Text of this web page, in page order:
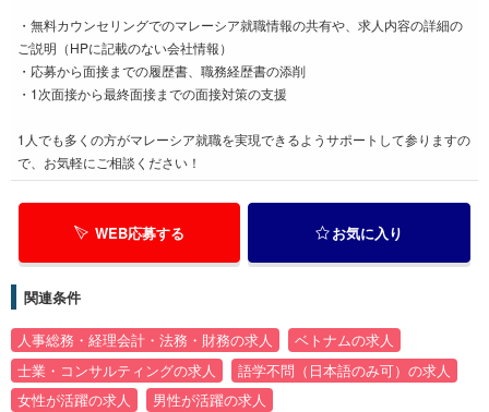
・無料カウンセリングでのマレーシア就職情報の共有や、求人内容の詳細の
ご説明（HPに記載のない会社情報）
・応募から面接までの履歴書、職務経歴書の添削
・1次面接から最終面接までの面接対策の支援
1人でも多くの方がマレーシア就職を実現できるようサポートして参りますの
で、お気軽にご相談ください！
WEB応募する お気に入り
関連条件
人事総務・経理会計・法務・財務の求人
ベトナムの求人
士業・コンサルティングの求人
語学不問（日本語のみ可）の求人
女性が活躍の求人
男性が活躍の求人